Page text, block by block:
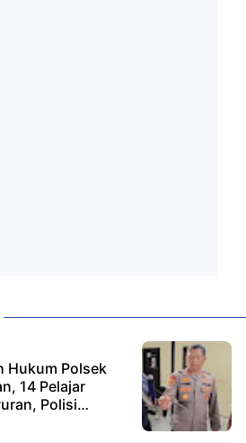
Hukum Polsek
14 Pelajar
Polisi